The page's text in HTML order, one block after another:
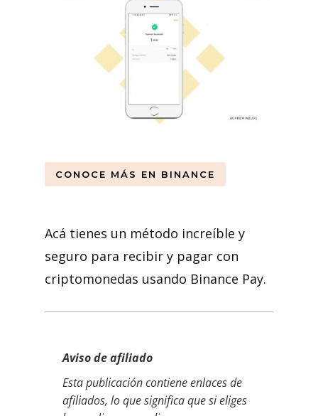
CONOCE MÁS EN BINANCE
Acá tienes un método increíble y
seguro para recibir y pagar con
criptomonedas usando Binance Pay.
Aviso de afiliado
Esta publicación contiene enlaces de
afiliados, lo que significa que si eliges